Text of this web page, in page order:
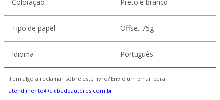
Coloração Preto e branco
Tipo de papel Offset 75g
Idioma Português
Tem algo a reclamar sobre este livro? Envie um email para
atendimento@clubedeautores.com.br